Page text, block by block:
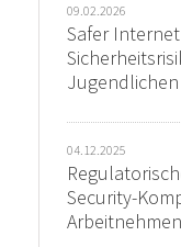
09.02.2026
Safer
Jugendlichen
04.12.2025
Security-